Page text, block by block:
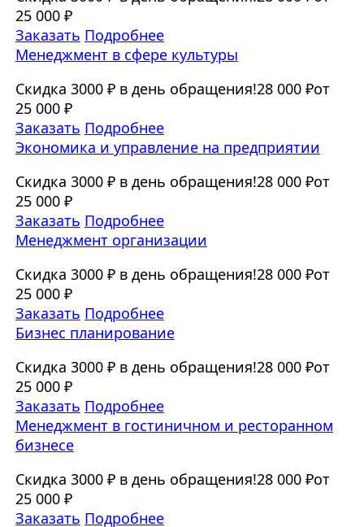
25 000 ₽
Заказать Подробнее
Менеджмент в сфере культуры
Скидка 3000 ₽ в день обращения!28 000 ₽от
25 000 ₽
Заказать Подробнее
Экономика и управление на предприятии
Скидка 3000 ₽ в день обращения!28 000 ₽от
25 000 ₽
Заказать Подробнее
Менеджмент организации
Скидка 3000 ₽ в день обращения!28 000 ₽от
25 000 ₽
Заказать Подробнее
Бизнес планирование
Скидка 3000 ₽ в день обращения!28 000 ₽от
25 000 ₽
Заказать Подробнее
Менеджмент в гостиничном и ресторанном
бизнесе
Скидка 3000 ₽ в день обращения!28 000 ₽от
25 000 ₽
Заказать Подробнее